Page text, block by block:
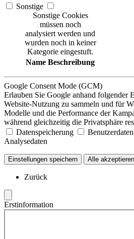
Sonstige
Sonstige Cookies
müssen noch
analysiert werden und
wurden noch in keiner
Kategorie eingestuft.
Name Beschreibung
Google Consent Mode (GCM)
Erlauben Sie Google anhand folgender
Website-Nutzung zu sammeln und für
Modelle und die Performance der
während gleichzeitig die Privatsphäre
Datenspeicherung
Benutzerdaten
Analysedaten
Einstellungen speichern Alle akzeptieren
Zurück
Erstinformation